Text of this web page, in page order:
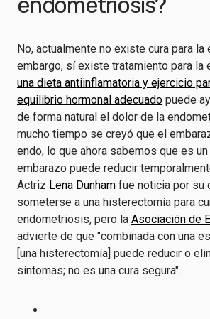
No, actualmente no existe cura para la
embargo, sí existe tratamiento para la
una dieta antiinflamatoria y ejercicio
equilibrio hormonal adecuado puede
de forma natural el dolor de la
mucho tiempo se creyó que el
endo, lo que ahora sabemos que es
embarazo puede reducir
Actriz Lena Dunham fue noticia por su
someterse a una histerectomía para
endometriosis, pero la Asociación de
advierte de que "combinada con una
[una histerectomía] puede reducir o
síntomas; no es una cura segura".